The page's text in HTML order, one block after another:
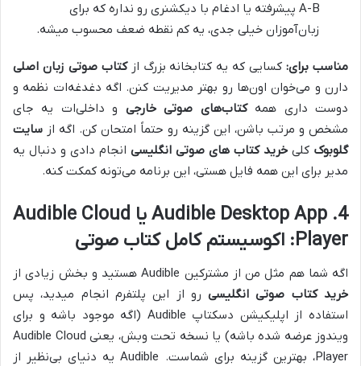
A-B پیشرفته یا ادغام با دیکشنری رو نداره که برای
زبان‌آموزان خیلی جدی، یه کم نقطه ضعف محسوب میشه.
مناسب برای:کسایی که یه کتابخانه بزرگ ازکتاب صوتی زبان اصلی
دارن و می‌خوان اون‌ها رو بهتر مدیریت کنن. اگه دغدغه‌ات نظمه و
دوست داری همهکتاب‌های صوتی خارجی و داخلی‌ات یه جای
مشخص و مرتب باشن، این گزینه رو حتماً امتحان کن. اگه از سایت
گلوبوک کلی خرید کتاب های صوتی انگلیسی انجام دادی و دنبال یه
مدیر برای این همه فایل هستی، این برنامه می‌تونه کمکت کنه.
4. Audible Desktop App یا Audible Cloud
Player: اکوسیستم کامل کتاب صوتی
اگه شما هم مثل من از مشترکین Audible هستید و بخش زیادی از
خرید کتاب صوتی انگلیسیرو از این پلتفرم انجام میدید، پس
استفاده از اپلیکیشن دسکتاپ Audible (اگه موجود باشه و برای
ویندوز عرضه شده باشه) یا نسخه تحت وبش، یعنی Audible Cloud
Player، بهترین گزینه برای شماست. Audible یه دنیای بی‌نظیر از